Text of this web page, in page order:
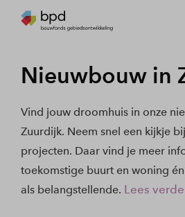
Nieuwbouw in
Vind jouw droomhuis in onze
Zuurdijk. Neem snel een kijkje
projecten. Daar vind je meer
toekomstige buurt en woning
als belangstellende. Lees